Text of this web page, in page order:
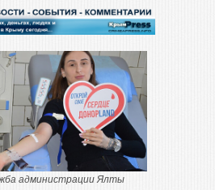
администрации Ялты